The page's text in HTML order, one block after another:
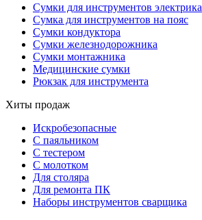
Сумки для инструментов электрика
Сумка для инструментов на пояс
Сумки кондуктора
Сумки железнодорожника
Сумки монтажника
Медицинские сумки
Рюкзак для инструмента
Хиты продаж
Искробезопасные
С паяльником
С тестером
С молотком
Для столяра
Для ремонта ПК
Наборы инструментов сварщика